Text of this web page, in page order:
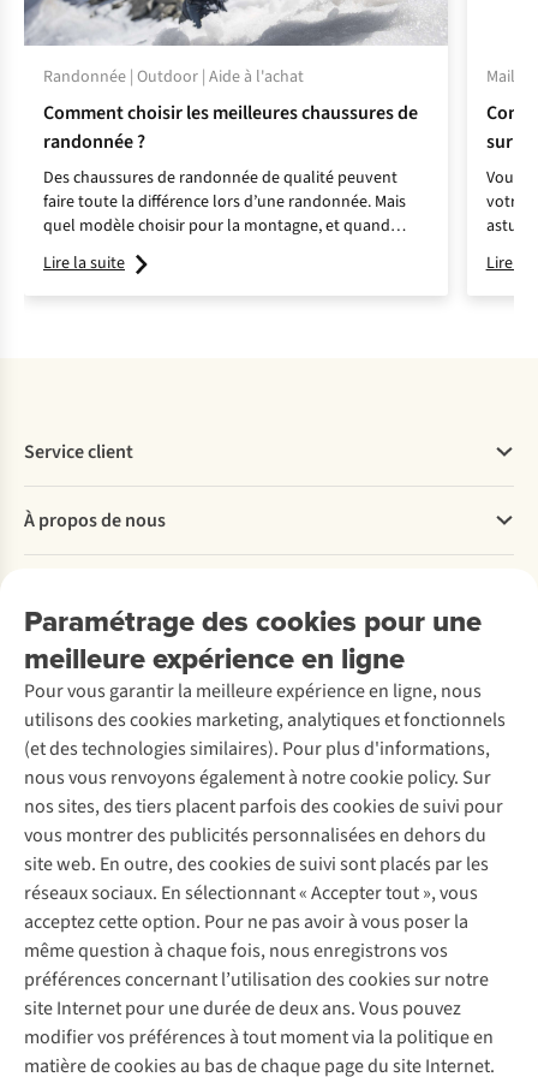
Randonnée | Outdoor | Aide à l'achat
Comment choisir les meilleures chaussures de
randonnée ?
Des chaussures de randonnée de qualité peuvent
faire toute la différence lors d’une randonnée. Mais
quel modèle choisir pour la montagne, et quand
opter pour des chaussures de trail ? Jonathan, expert
en chaussures de randonnée, vous aide à faire le bon
choix.
Lire la suite
sur
Vous
votre
Lire la
Paramétrage des cookies pour une
meilleure expérience en ligne
Pour vous garantir la meilleure expérience en ligne, nous
utilisons des cookies marketing, analytiques et fonctionnels
(et des technologies similaires). Pour plus d'informations,
nous vous renvoyons également à notre cookie policy. Sur
nos sites, des tiers placent parfois des cookies de suivi pour
vous montrer des publicités personnalisées en dehors du
site web. En outre, des cookies de suivi sont placés par les
réseaux sociaux. En sélectionnant « Accepter tout », vous
acceptez cette option. Pour ne pas avoir à vous poser la
même question à chaque fois, nous enregistrons vos
préférences concernant l’utilisation des cookies sur notre
site Internet pour une durée de deux ans. Vous pouvez
modifier vos préférences à tout moment via la politique en
matière de cookies au bas de chaque page du site Internet.
Service client
Commander
Payer
Retourner
Rétractation d'une commande
Entretien & réparations
Garantie
Contactez-nous
À propos de nous
Entreprise responsable
À propos d’Ayacucho
Nos magasins
À propos d’A.S.Adventure
Déclaration d'accessibilité
Location / Location sports d’hiver
Seconde-main
Entretien de ski
Service de lavage
Entretien de chaussures
Réparation de chaussures
Réparation de vêtements
Retouches
Pour les entreprises
Découvrez
A.S.Magazine
Explore Camp
Expertise & conseils
Abonnez-vous à la newsletter
Suivez-nous
Mentions légales
Politique de confidentialité